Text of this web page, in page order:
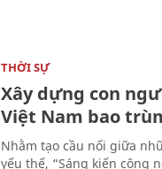
THỜI SỰ
Xây dựng con
Việt Nam bao
Nhằm tạo cầu nối giữa
yếu thế, “Sáng kiến công